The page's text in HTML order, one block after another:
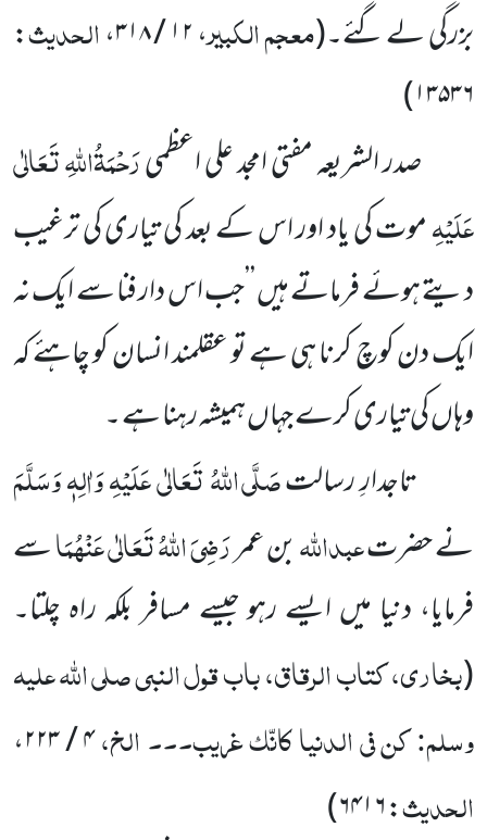
بزرگی لے گئے۔(معجم الکبیر،۱۲ / ۳۱۸ ،الحدیث:
۱۳۵۳۶)
صدر الشریعہ مفتی امجد علی اعظمیرَحْمَۃُاللہِ تَعَالٰی
عَلَیْہِموت کی یاد اور اس کے بعد کی تیاری کی ترغیب
دیتے ہوئے فرماتے ہیں ’’جب اس دار فنا سے ایک نہ
ایک دن کوچ کرنا ہی ہے تو عقلمند انسان کو چاہئے کہ
وہاں کی تیاری کرے جہاں ہمیشہ رہنا ہے ۔
تاجدارِ رسالتصَلَّی اللہُ تَعَالٰی عَلَیْہِ وَاٰلِہٖ وَسَلَّمَ
نے حضرتعبداللہبن عمررَضِیَ اللہُ تَعَالٰی عَنْہُمَاسے
فرمایا، دنیا میں ایسے رہو جیسے مسافر بلکہ راہ چلتا۔
(بخاری، کتاب الرقاق، باب قول النبی صلی اللہ علیہ
وسلم: کن فی الدنیا کانّک غریب۔۔۔ الخ،۴ / ۲۲۳ ،
الحدیث:۶۴۱۶)